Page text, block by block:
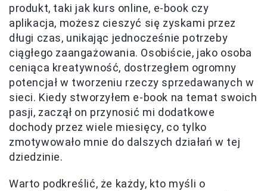
produkt, taki jak kurs online, e-book czy
aplikacja, możesz cieszyć się zyskami przez
długi czas, unikając jednocześnie potrzeby
ciągłego zaangażowania. Osobiście, jako osoba
ceniąca kreatywność, dostrzegłem ogromny
potencjał w tworzeniu rzeczy sprzedawanych w
sieci. Kiedy stworzyłem e-book na temat swoich
pasji, zaczął on przynosić mi dodatkowe
dochody przez wiele miesięcy, co tylko
zmotywowało mnie do dalszych działań w tej
dziedzinie.
Warto podkreślić, że każdy, kto myśli o